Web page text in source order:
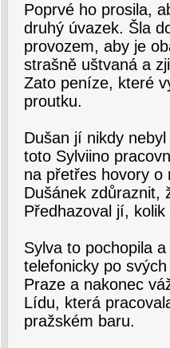
Poprvé ho prosila,
druhý úvazek. Šla
provozem, aby je
strašně uštvaná a
Zato peníze, které
proutku.
Dušan jí nikdy
toto Sylviino
na přetřes hovory o
Dušánek zdůraznit,
Předhazoval jí,
Sylva to pochopila
telefonicky po
Praze a nakonec
Lídu, která
pražském baru.